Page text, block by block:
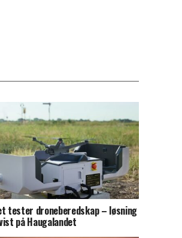
tester droneberedskap – løsning
på Haugalandet